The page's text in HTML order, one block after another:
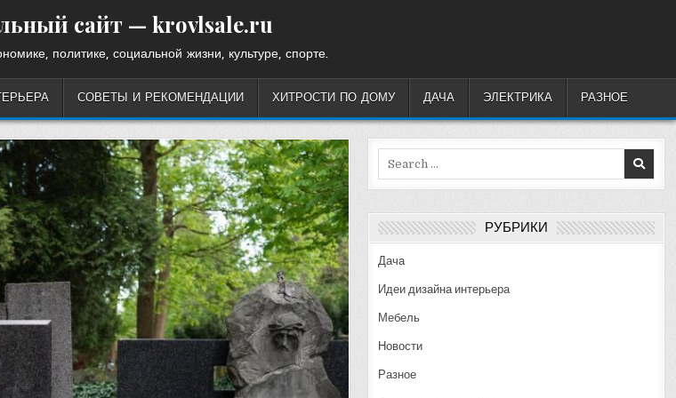
сайт — krovlsale.ru
политике, социальной жизни, культуре, спорте.
СОВЕТЫ И РЕКОМЕНДАЦИИ ХИТРОСТИ ПО ДОМУ ДАЧА ЭЛЕКТРИКА РАЗНОЕ
РУБРИКИ
Дача
Идеи дизайна интерьера
Мебель
Новости
Разное